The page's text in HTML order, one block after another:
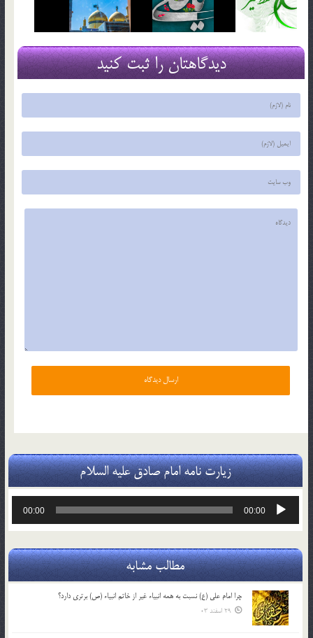
دیدگاهتان را ثبت کنید
زیارت نامه امام صادق علیه السلام
پخش‌کننده
00:00
00:00
مطالب مشابه
چرا امام علی (ع) نسبت به همه انبیاء غیر از خاتم انبیاء (ص) برتری دارد؟
29 اسفند 03